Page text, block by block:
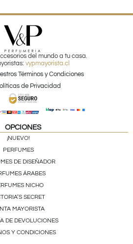
del mundo a tu casa.
vypmayorista.cl
Términos y Condiciones
de Privacidad
OPCIONES
¡NUEVO!
PERFUMES
DE DISEÑADOR
ÁRABES
NICHO
SECRET
MAYORISTA
DE DEVOLUCIONES
Y CONDICIONES